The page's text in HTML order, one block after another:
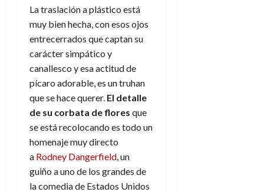
La traslación a plástico está
muy bien hecha, con esos ojos
entrecerrados que captan su
carácter simpático y
canallesco y esa actitud de
pícaro adorable, es un truhan
que se hace querer. El detalle
de su corbata de flores que
se está recolocando es todo un
homenaje muy directo
a Rodney Dangerfield , un
guiño a uno de los grandes de
la comedia de Estados Unidos